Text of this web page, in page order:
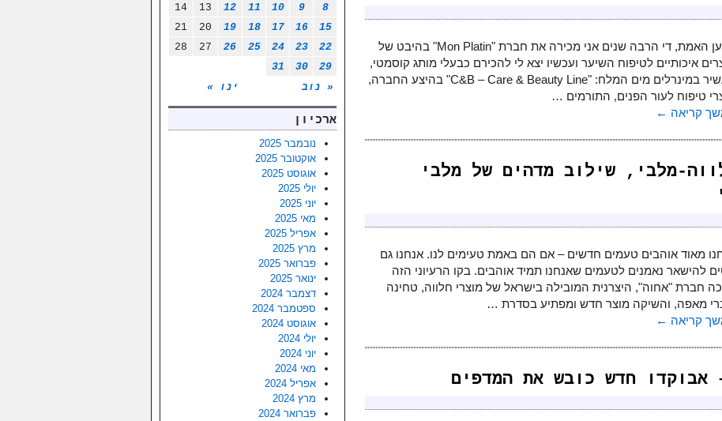
« נוב ינו »
8
9
10
11
12
13
14
15
16
17
18
19
20
21
22
23
24
25
26
27
28
29
30
31
ארכיון
נובמבר 2025
אוקטובר 2025
אוגוסט 2025
יולי 2025
יוני 2025
מאי 2025
אפריל 2025
מרץ 2025
פברואר 2025
ינואר 2025
דצמבר 2024
ספטמבר 2024
אוגוסט 2024
יולי 2024
יוני 2024
מאי 2024
אפריל 2024
מרץ 2024
פברואר 2024
למען האמת, די הרבה שנים אני מכירה את חברת "Mon Platin" בהיבט של
איכותיים לטיפוח השיער ועכשיו יצא לי להכירם כבעלי מותג קוסמטי,
העשיר במינרלים מים המלח: "C&B – Care & Beauty Line" בהיצע החברה,
טיפוח לעור הפנים, התורמים …
קריאה ←
מלבי, שילוב מדהים של מלבי
מאוד אוהבים טעמים חדשים – אם הם באמת טעימים לנו. אנחנו גם
להישאר נאמנים לטעמים שאנחנו תמיד אוהבים. בקו הרעיוני הזה
חברת "אחוה", היצרנית המובילה בישראל של מוצרי חלווה, טחינה
מאפה, והשיקה מוצר חדש ומפתיע בסדרת …
קריאה ←
אבוקדו חדש כובש את המדפים